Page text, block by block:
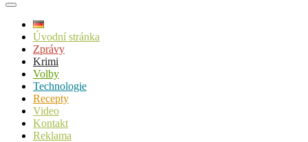
Úvodní stránka
Zprávy
Krimi
Volby
Technologie
Recepty
Video
Kontakt
Reklama